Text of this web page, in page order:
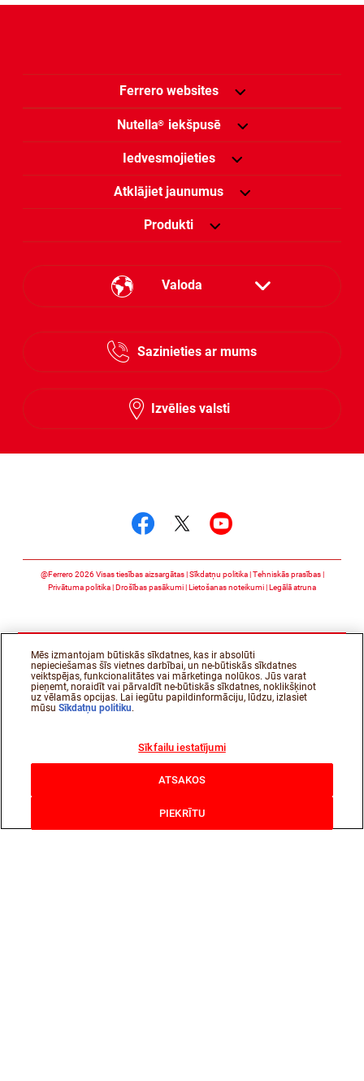
Ferrero websites
Nutella® iekšpusē
Iedvesmojieties
Atklājiet jaunumus
Produkti
Valoda
Estonian
Latvian
Sazinieties ar mums
Izvēlies valsti
@Ferrero 2026 Visas tiesības aizsargātas Sīkdatņu politika Tehniskās prasības
Privātuma politika
Drošības pasākumi Lietošanas noteikumi Legālā atruna
Mēs izmantojam būtiskās sīkdatnes, kas ir absolūti
nepieciešamas šīs vietnes darbībai, un ne-būtiskās sīkdatnes
veiktspējas, funkcionalitātes vai mārketinga nolūkos. Jūs varat
pieņemt, noraidīt vai pārvaldīt ne-būtiskās sīkdatnes, noklikšķinot
uz vēlamās opcijas. Lai iegūtu papildinformāciju, lūdzu, izlasiet
mūsuSīkdatņu politiku.
Sīkfailu iestatījumi
ATSAKOS
PIEKRĪTU